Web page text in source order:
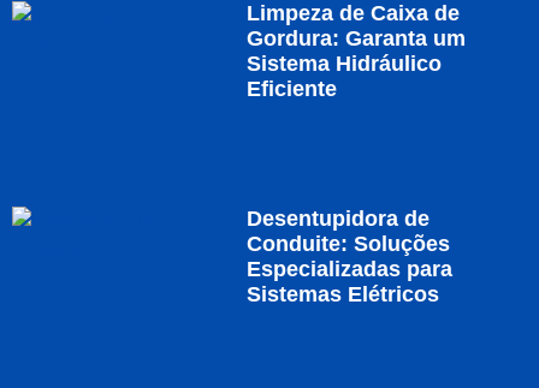
Limpeza de Caixa de
Gordura: Garanta um
Sistema Hidráulico
Eficiente
Desentupidora de
Conduite: Soluções
Especializadas para
Sistemas Elétricos